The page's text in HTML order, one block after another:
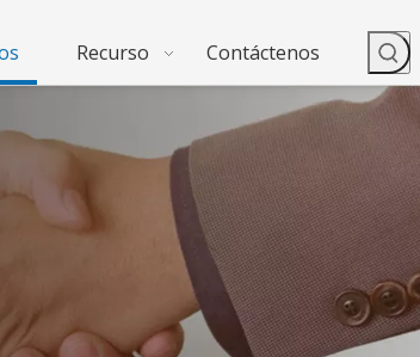
Recurso Contáctenos